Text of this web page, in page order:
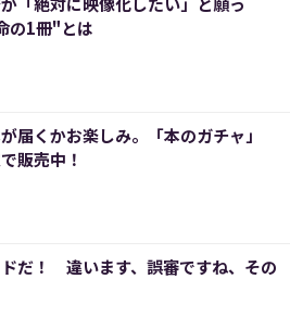
の1冊"とは
届くかお楽しみ。「本のガチャ」
販売中！
だ！ 違います、誤審ですね、その